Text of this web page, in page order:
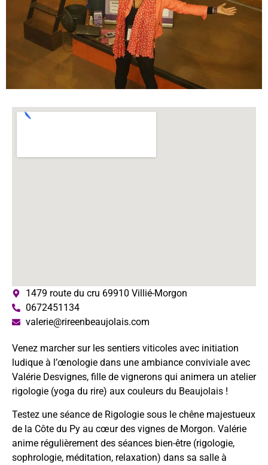
1479 route du cru 69910 Villié-Morgon
0672451134
valerie@rireenbeaujolais.com
Venez marcher sur les sentiers viticoles avec initiation
ludique à l’œnologie dans une ambiance conviviale avec
Valérie Desvignes, fille de vignerons qui animera un atelier
rigologie (yoga du rire) aux couleurs du Beaujolais !
Testez une séance de Rigologie sous le chêne majestueux
de la Côte du Py au cœur des vignes de Morgon. Valérie
anime régulièrement des séances bien-être (rigologie,
sophrologie, méditation, relaxation) dans sa salle à